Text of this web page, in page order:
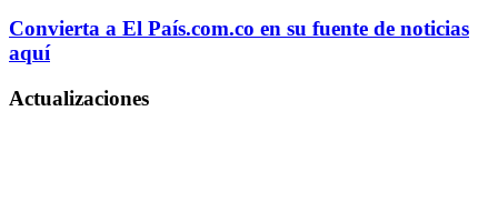
Convierta a El País.com.co en su fuente de noticias
aquí
Actualizaciones